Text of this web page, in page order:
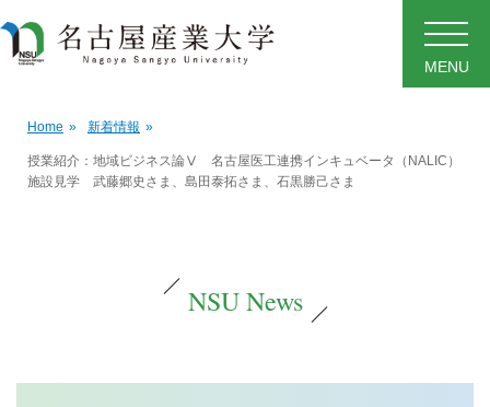
MENU
Home » 新着情報 »
授業紹介：地域ビジネス論Ⅴ 名古屋医工連携インキュベータ（NALIC）
施設見学 武藤郷史さま、島田泰拓さま、石黒勝己さま
NSU News